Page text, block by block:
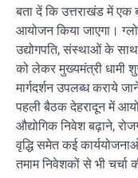
बता दें कि उत्तराखंड में एक
आयोजन किया जाएगा।
उद्योगपति, संस्थाओं के
को लेकर मुख्यमंत्री
मार्गदर्शन उपलब्ध कराये
पहली बैठक देहरादून में
औद्योगिक निवेश बढ़ाने,
वृद्धि समेत कई
तमाम निवेशकों से भी चर्चा